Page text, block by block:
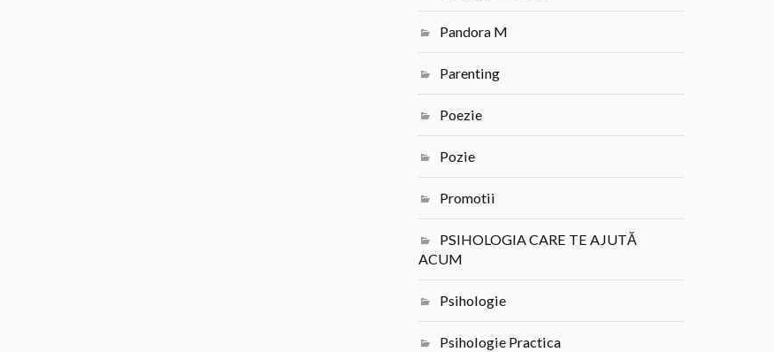
Pandora M
Parenting
Poezie
Pozie
Promotii
PSIHOLOGIA CARE TE AJUTĂ
ACUM
Psihologie
Psihologie Practica